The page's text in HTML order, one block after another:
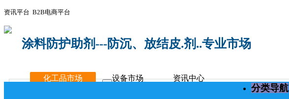
资讯平台 B2B电商平台
涂料防护助剂---防沉、放结皮.剂..专业市场
化工品市场 设备市场 资讯中心
分类导航